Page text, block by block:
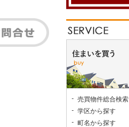
売買物件総合検索
学区から探す
町名から探す